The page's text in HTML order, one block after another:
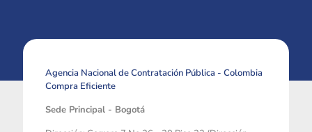
Agencia Nacional de Contratación Pública - Colombia
Compra Eficiente
Sede Principal - Bogotá